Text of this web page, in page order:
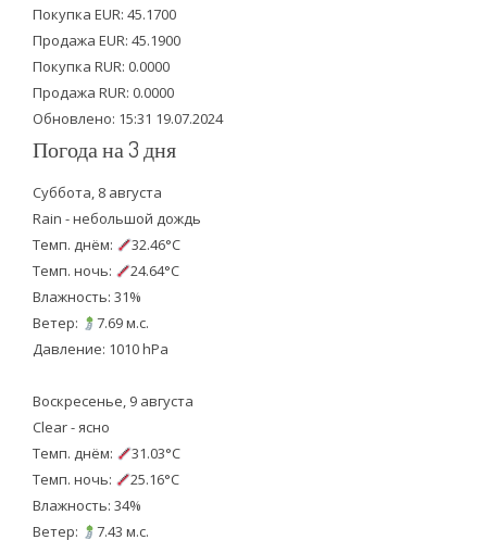
e
r
o
o
k
b
e
Покупка EUR: 45.1700
Продажа EUR: 45.1900
Покупка RUR: 0.0000
Продажа RUR: 0.0000
Обновлено: 15:31 19.07.2024
Погода на 3 дня
Суббота, 8 августа
Rain - небольшой дождь
Темп. днём:
32.46°C
Темп. ночь:
24.64°C
Влажность: 31%
Ветер:
7.69 м.с.
Давление: 1010 hPa
Воскресенье, 9 августа
Clear - ясно
Темп. днём:
31.03°C
Темп. ночь:
25.16°C
Влажность: 34%
Ветер:
7.43 м.с.